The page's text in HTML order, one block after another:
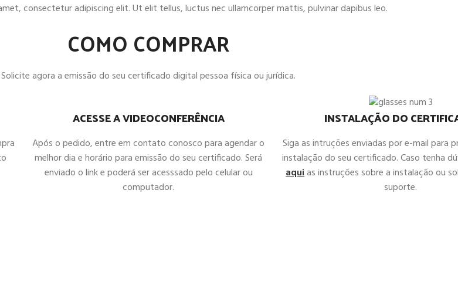
consectetur adipiscing elit. Ut elit tellus, luctus nec ullamcorper mattis, pulvinar dapibus leo.
COMO COMPRAR
Solicite agora a emissão do seu certificado digital pessoa física ou jurídica.
ACESSE A VIDEOCONFERÊNCIA
Após o pedido, entre em contato conosco para agendar o
melhor dia e horário para emissão do seu certificado. Será
enviado o link e poderá ser acesssado pelo celular ou
computador.
INSTALAÇÃO DO
Siga as intruções enviadas por e-mail para
instalação do seu certificado. Caso tenha
aquias instruções sobre a instalação ou
suporte.